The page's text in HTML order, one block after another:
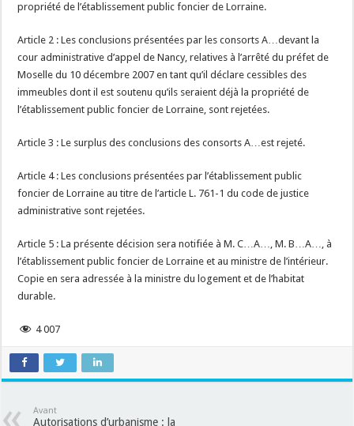
propriété de l’établissement public foncier de Lorraine.
Article 2 : Les conclusions présentées par les consorts A…devant la
cour administrative d’appel de Nancy, relatives à l’arrêté du préfet de
Moselle du 10 décembre 2007 en tant qu’il déclare cessibles des
immeubles dont il est soutenu qu’ils seraient déjà la propriété de
l’établissement public foncier de Lorraine, sont rejetées.
Article 3 : Le surplus des conclusions des consorts A…est rejeté.
Article 4 : Les conclusions présentées par l’établissement public
foncier de Lorraine au titre de l’article L. 761-1 du code de justice
administrative sont rejetées.
Article 5 : La présente décision sera notifiée à M. C…A…, M. B…A…, à
l’établissement public foncier de Lorraine et au ministre de l’intérieur.
Copie en sera adressée à la ministre du logement et de l’habitat
durable.
4 007
Avant
Autorisations d’urbanisme : la